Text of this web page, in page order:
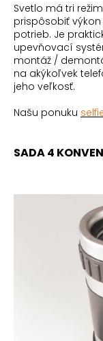
Svetlo má tri
prispôsobiť
potrieb. Je
upevňovací
montáž /
na akýkoľvek
jeho veľkosť.
Našu ponuku
SADA 4